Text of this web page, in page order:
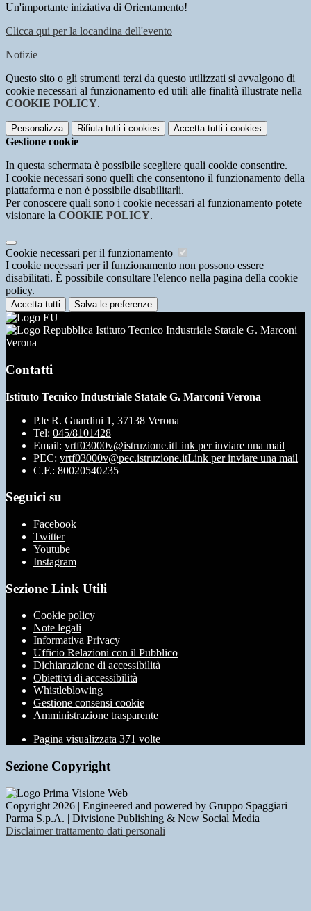
Un'importante iniziativa di Orientamento!
Clicca qui per la locandina dell'evento
Notizie
Questo sito o gli strumenti terzi da questo utilizzati si avvalgono di
cookie necessari al funzionamento ed utili alle finalità illustrate nella
COOKIE POLICY.
Personalizza Rifiuta tutti i cookies Accetta tutti i cookies
Gestione cookie
In questa schermata è possibile scegliere quali cookie consentire.
I cookie necessari sono quelli che consentono il funzionamento della
piattaforma e non è possibile disabilitarli.
Per conoscere quali sono i cookie necessari al funzionamento potete
visionare la COOKIE POLICY.
Cookie necessari per il funzionamento
I cookie necessari per il funzionamento non possono essere
disabilitati. È possibile consultare l'elenco nella pagina della cookie
policy.
Accetta tutti Salva le preferenze
Istituto Tecnico Industriale Statale G. Marconi
Verona
Contatti
Istituto Tecnico Industriale Statale G. Marconi Verona
P.le R. Guardini 1, 37138 Verona
Tel: 045/8101428
Email: vrtf03000v@istruzione.itLink per inviare una mail
PEC: vrtf03000v@pec.istruzione.itLink per inviare una mail
C.F.: 80020540235
Seguici su
Facebook
Twitter
Youtube
Instagram
Sezione Link Utili
Cookie policy
Note legali
Informativa Privacy
Ufficio Relazioni con il Pubblico
Dichiarazione di accessibilità
Obiettivi di accessibilità
Whistleblowing
Gestione consensi cookie
Amministrazione trasparente
Pagina visualizzata 371 volte
Sezione Copyright
Copyright 2026 | Engineered and powered by Gruppo Spaggiari
Parma S.p.A. | Divisione Publishing & New Social Media
Disclaimer trattamento dati personali